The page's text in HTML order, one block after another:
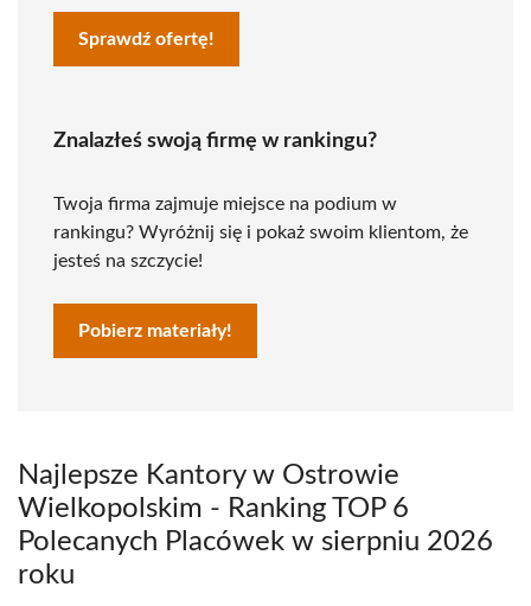
Sprawdź ofertę!
Znalazłeś swoją firmę w rankingu?
Twoja firma zajmuje miejsce na podium w
rankingu? Wyróżnij się i pokaż swoim klientom, że
jesteś na szczycie!
Pobierz materiały!
Najlepsze Kantory w Ostrowie
Wielkopolskim - Ranking TOP 6
Polecanych Placówek w sierpniu 2026
roku